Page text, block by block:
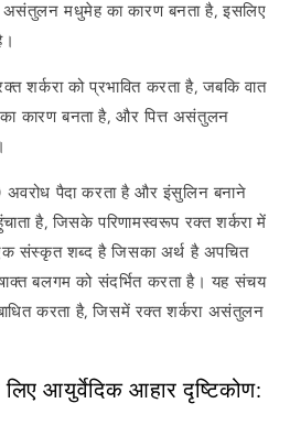
मधुमेह का कारण बनता है, इसलिए
को प्रभावित करता है, जबकि वात
कारण बनता है, और पित्त असंतुलन
अवरोध पैदा करता है और इंसुलिन बनाने
है, जिसके परिणामस्वरूप रक्त शर्करा में
एक संस्कृत शब्द है जिसका अर्थ है अपचित
बलगम को संदर्भित करता है। यह संचय
करता है, जिसमें रक्त शर्करा असंतुलन
आयुर्वेदिक आहार दृष्टिकोण: